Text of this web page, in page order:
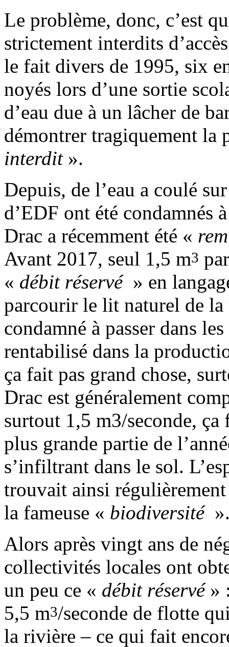
Le problème, donc, c’est
strictement interdits
le fait divers de 1995, six
noyés lors d’une sortie
d’eau due à un lâcher de
démontrer tragiquement la
interdit».
Depuis, de l’eau a coulé
d’EDF ont été condamnés
Drac a récemment été «
Avant 2017, seul 1,5 m3
« débit réservé » en
parcourir le lit naturel de
condamné à passer dans
rentabilisé dans la
ça fait pas grand chose,
Drac est généralement
surtout 1,5 m3/seconde, ça
plus grande partie de
s’infiltrant dans le sol.
trouvait ainsi régulièrement
la fameuse « biodiversité
Alors après vingt ans de
collectivités locales ont
un peu ce « débit réservé»
5,5 m3/seconde de flotte
la rivière – ce qui fait